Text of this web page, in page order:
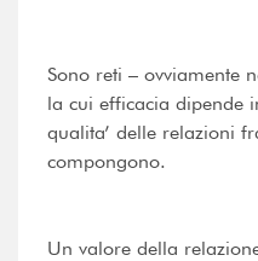
Sono reti – ovviamente
la cui efficacia dipende
qualita’ delle relazioni
compongono.
Un valore della